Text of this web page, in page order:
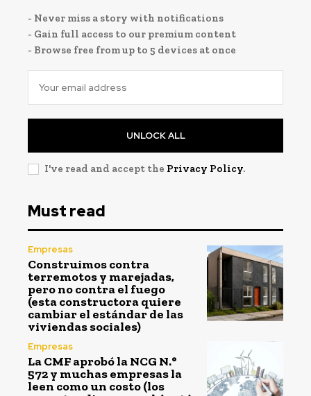
- Never miss a story with notifications
- Gain full access to our premium content
- Browse free from up to 5 devices at once
UNLOCK ALL
I've read and accept the Privacy Policy.
Must read
Empresas
Construimos contra
terremotos y marejadas,
pero no contra el fuego
(esta constructora quiere
cambiar el estándar de las
viviendas sociales)
Empresas
La CMF aprobó la NCG N.°
572 y muchas empresas la
leen como un costo (los